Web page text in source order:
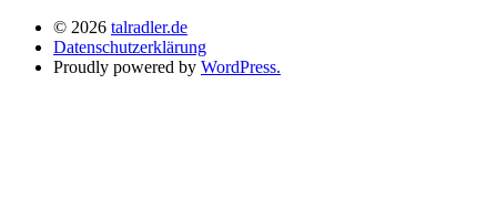
© 2026 talradler.de
Datenschutzerklärung
Proudly powered by WordPress.